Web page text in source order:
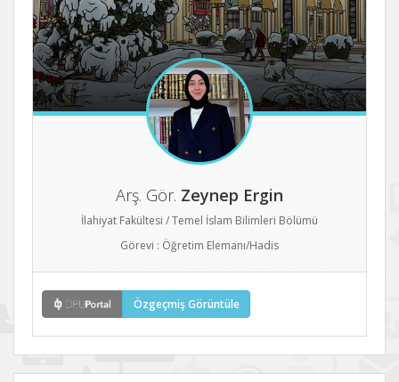
Arş. Gör. Zeynep Ergin
İlahiyat Fakültesi / Temel İslam Bilimleri Bölümü
Görevi : Öğretim Elemanı/Hadis
Özgeçmiş Görüntüle